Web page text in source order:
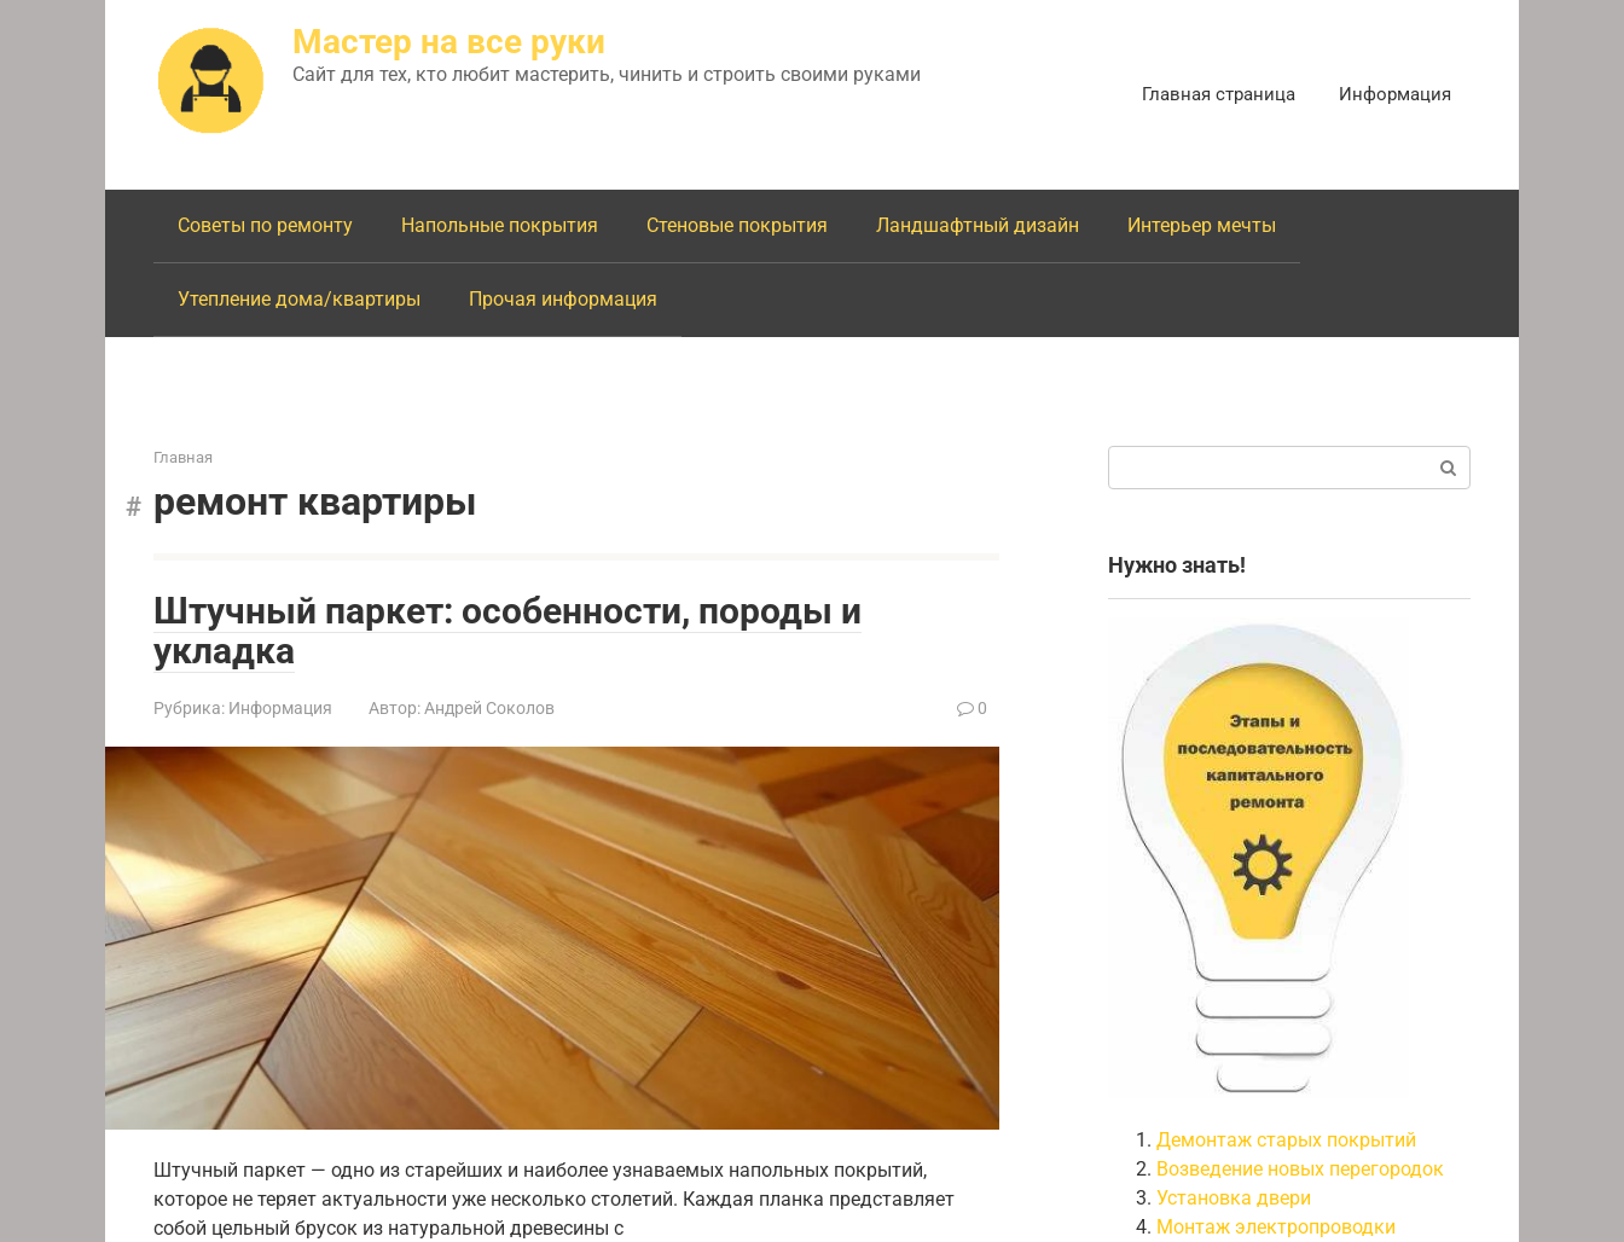
Мастер на все руки
Сайт для тех, кто любит мастерить, чинить и строить своими руками
Главная страница Информация
Советы по ремонту Напольные покрытия Стеновые покрытия Ландшафтный дизайн Интерьер мечты
Утепление дома/квартиры Прочая информация
Главная
ремонт квартиры
Штучный паркет: особенности, породы и
укладка
Рубрика: Информация Автор: Андрей Соколов 0
Штучный паркет — одно из старейших и наиболее узнаваемых напольных покрытий,
которое не теряет актуальности уже несколько столетий. Каждая планка представляет
собой цельный брусок из натуральной древесины с
Нужно знать!
Демонтаж старых покрытий
Возведение новых перегородок
Установка двери
Монтаж электропроводки